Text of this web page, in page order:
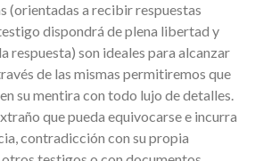
(orientadas a recibir respuestas
dispondrá de plena libertad y
respuesta) son ideales para alcanzar
de las mismas permitiremos que
su mentira con todo lujo de detalles.
que pueda equivocarse e incurra
contradicción con su propia